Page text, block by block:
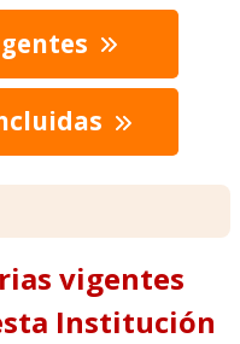
vigentes
Institución